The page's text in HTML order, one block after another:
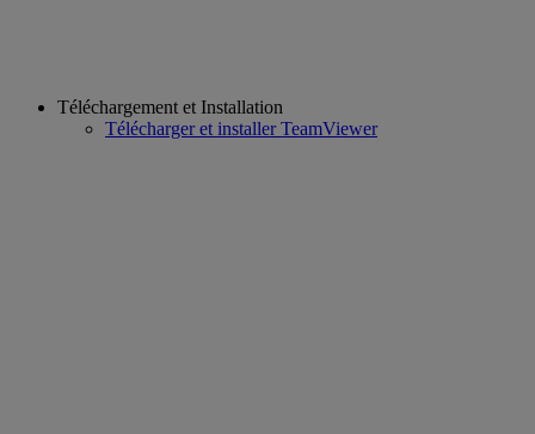
Téléchargement et Installation
Télécharger et installer TeamViewer